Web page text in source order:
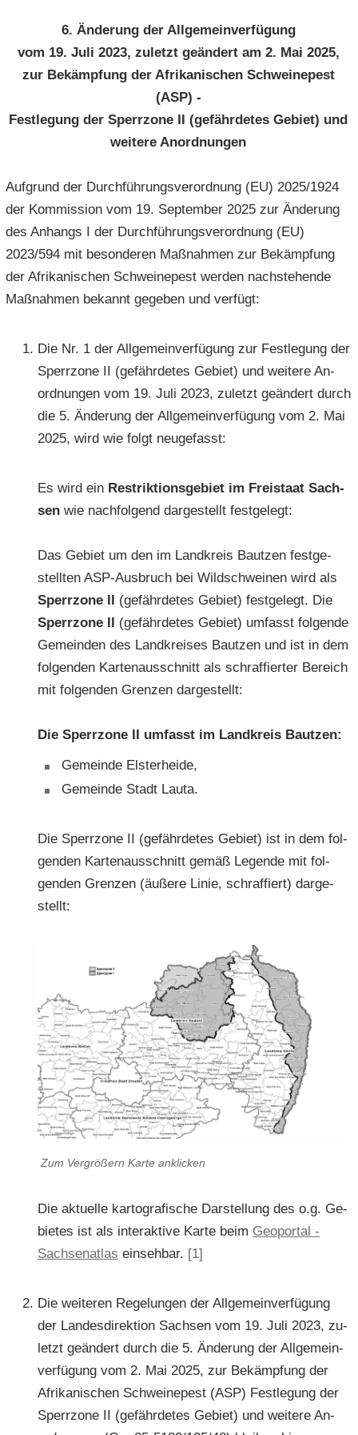
6. Än­de­rung der All­ge­mein­ver­fü­gung
vom 19. Juli 2023, zu­letzt ge­än­dert am 2. Mai 2025,
zur Be­kämp­fung der Afri­ka­ni­schen Schwei­ne­pest
(ASP) -
Fest­le­gung der Sperr­zo­ne II (ge­fähr­de­tes Ge­biet) und
wei­te­re An­ord­nun­gen
Auf­grund der Durch­füh­rungs­ver­ord­nung (EU) 2025/1924
der Kom­mis­si­on vom 19. Sep­tem­ber 2025 zur Än­de­rung
des An­hangs I der Durch­füh­rungs­ver­ord­nung (EU)
2023/594 mit be­son­de­ren Maß­nah­men zur Be­kämp­fung
der Afri­ka­ni­schen Schwei­ne­pest wer­den nach­ste­hen­de
Maß­nah­men be­kannt ge­ge­ben und ver­fügt:
Die Nr. 1 der All­ge­mein­ver­fü­gung zur Fest­le­gung der
Sperr­zo­ne II (ge­fähr­de­tes Ge­biet) und wei­te­re An­
ord­nun­gen vom 19. Juli 2023, zu­letzt ge­än­dert durch
die 5. Än­de­rung der All­ge­mein­ver­fü­gung vom 2. Mai
2025, wird wie folgt neu­ge­fasst:
Es wird ein Re­strik­ti­ons­ge­biet im Frei­staat Sach­
sen wie nach­fol­gend dar­ge­stellt fest­ge­legt:
Das Ge­biet um den im Land­kreis Baut­zen fest­ge­
stell­ten ASP-​Ausbruch bei Wild­schwei­nen wird als
Sperr­zo­ne II (ge­fähr­de­tes Ge­biet) fest­ge­legt. Die
Sperr­zo­ne II (ge­fähr­de­tes Ge­biet) um­fasst fol­gen­de
Ge­mein­den des Land­krei­ses Baut­zen und ist in dem
fol­gen­den Kar­ten­aus­schnitt als schraf­fier­ter Be­reich
mit fol­gen­den Gren­zen dar­ge­stellt:
Die Sperr­zo­ne II um­fasst im Land­kreis Baut­zen:
Ge­mein­de Els­ter­hei­de,
Ge­mein­de Stadt Lauta.
Die Sperr­zo­ne II (ge­fähr­de­tes Ge­biet) ist in dem fol­
gen­den Kar­ten­aus­schnitt gemäß Le­gen­de mit fol­
gen­den Gren­zen (äu­ße­re Linie, schraf­fiert) dar­ge­
stellt:
Zum Ver­grö­ßern Karte an­kli­cken
Die ak­tu­el­le kar­to­gra­fi­sche Dar­stel­lung des o.g. Ge­
bie­tes ist als in­ter­ak­ti­ve Karte beim Geo­por­tal -​
Sach­sen­at­las ein­seh­bar. [1]
Die wei­te­ren Re­ge­lun­gen der All­ge­mein­ver­fü­gung
der Lan­des­di­rek­ti­on Sach­sen vom 19. Juli 2023, zu­
letzt ge­än­dert durch die 5. Än­de­rung der All­ge­mein­
ver­fü­gung vom 2. Mai 2025, zur Be­kämp­fung der
Afri­ka­ni­schen Schwei­ne­pest (ASP) Fest­le­gung der
Sperr­zo­ne II (ge­fähr­de­tes Ge­biet) und wei­te­re An­